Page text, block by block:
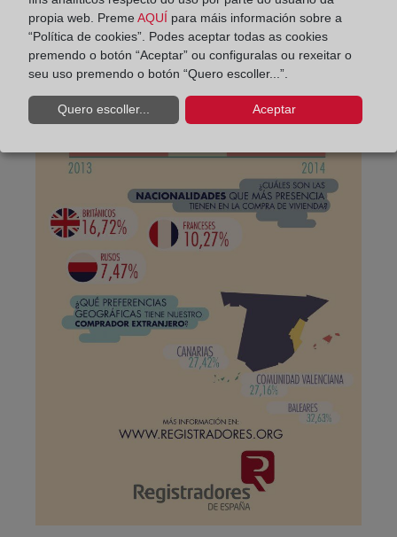
propia web. Preme AQUÍ para máis información sobre a
“Política de cookies”. Podes aceptar todas as cookies
premendo o botón “Aceptar” ou configuralas ou rexeitar o
seu uso premendo o botón “Quero escoller...”.
Quero escoller... Aceptar